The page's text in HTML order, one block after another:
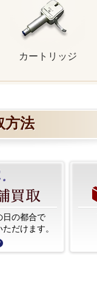
カートリッジ
方法
日の都合で
だけます。